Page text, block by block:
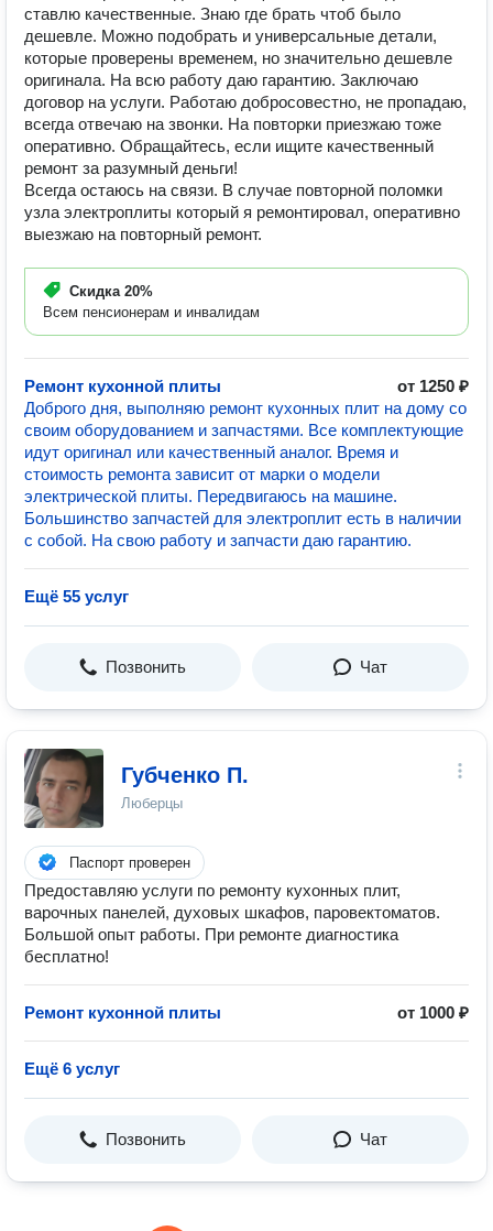
ставлю качественные. Знаю где брать чтоб было
дешевле. Можно подобрать и универсальные детали,
которые проверены временем, но значительно дешевле
оригинала. На всю работу даю гарантию. Заключаю
договор на услуги. Работаю добросовестно, не пропадаю,
всегда отвечаю на звонки. На повторки приезжаю тоже
оперативно. Обращайтесь, если ищите качественный
ремонт за разумный деньги!
Всегда остаюсь на связи. В случае повторной поломки
узла электроплиты который я ремонтировал, оперативно
выезжаю на повторный ремонт.
Скидка 20%
Всем пенсионерам и инвалидам
Ремонт кухонной плиты
от 1250 ₽
Доброго дня, выполняю ремонт кухонных плит на дому со
своим оборудованием и запчастями. Все комплектующие
идут оригинал или качественный аналог. Время и
стоимость ремонта зависит от марки о модели
электрической плиты. Передвигаюсь на машине.
Большинство запчастей для электроплит есть в наличии
с собой. На свою работу и запчасти даю гарантию.
Ещё 55 услуг
Позвонить Чат
Губченко П.
Люберцы
Паспорт проверен
Предоставляю услуги по ремонту кухонных плит,
варочных панелей, духовых шкафов, паровектоматов.
Большой опыт работы. При ремонте диагностика
бесплатно!
Ремонт кухонной плиты от 1000 ₽
Ещё 6 услуг
Позвонить Чат